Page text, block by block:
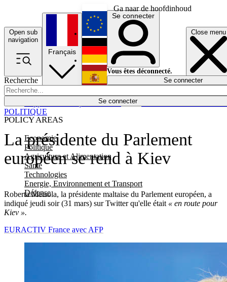
Ga naar de hoofdinhoud
Open sub
navigation
Close menu
Recherche
Se connecter
POLICY AREAS
Economie
Politique
Agriculture et Alimentation
Santé
Technologies
Energie, Environnement et Transport
Défense
Économie
Français
English
Deutsch
Español
Se connecter
Vous êtes déconnecté.
Se connecter
La présidente du Parlement
européen se rend à Kiev
Roberta Metsola, la présidente maltaise du Parlement européen, a
indiqué jeudi soir (31 mars) sur Twitter qu'elle était « en route pour
Kiev ».
POLITIQUE
EURACTIV France avec AFP